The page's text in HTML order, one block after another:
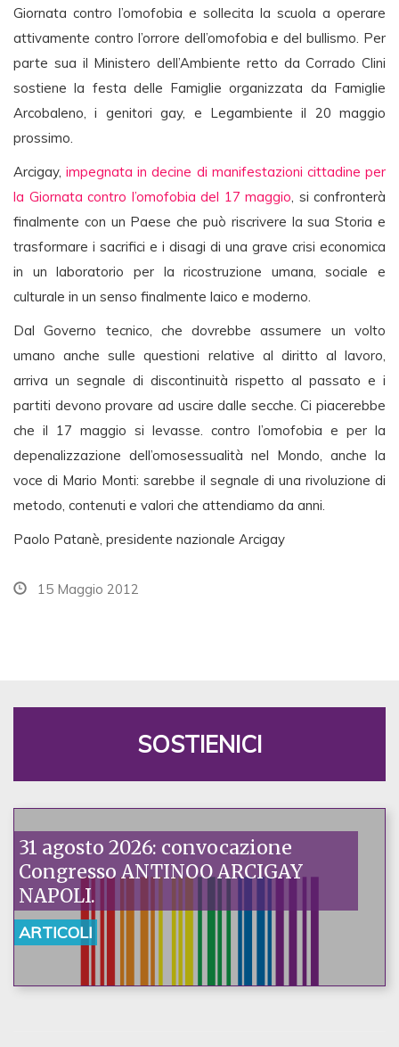
Giornata contro l’omofobia e sollecita la scuola a operare
attivamente contro l’orrore dell’omofobia e del bullismo. Per
parte sua il Ministero dell’Ambiente retto da Corrado Clini
sostiene la festa delle Famiglie organizzata da Famiglie
Arcobaleno, i genitori gay, e Legambiente il 20 maggio
prossimo.
Arcigay,impegnata in decine di manifestazioni cittadine per
la Giornata contro l’omofobia del 17 maggio, si confronterà
finalmente con un Paese che può riscrivere la sua Storia e
trasformare i sacrifici e i disagi di una grave crisi economica
in un laboratorio per la ricostruzione umana, sociale e
culturale in un senso finalmente laico e moderno.
Dal Governo tecnico, che dovrebbe assumere un volto
umano anche sulle questioni relative al diritto al lavoro,
arriva un segnale di discontinuità rispetto al passato e i
partiti devono provare ad uscire dalle secche. Ci piacerebbe
che il 17 maggio si levasse. contro l’omofobia e per la
depenalizzazione dell’omosessualità nel Mondo, anche la
voce di Mario Monti: sarebbe il segnale di una rivoluzione di
metodo, contenuti e valori che attendiamo da anni.
Paolo Patanè, presidente nazionale Arcigay
15 Maggio 2012
SOSTIENICI
31 agosto 2026: convocazione
Congresso ANTINOO ARCIGAY
NAPOLI.
ARTICOLI